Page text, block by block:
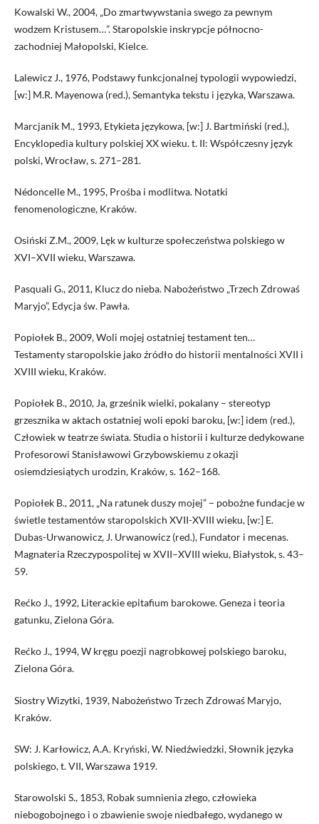
Kowalski W., 2004, „Do zmartwywstania swego za pewnym
wodzem Kristusem…”. Staropolskie inskrypcje północno-
zachodniej Małopolski, Kielce.
Lalewicz J., 1976, Podstawy funkcjonalnej typologii wypowiedzi,
[w:] M.R. Mayenowa (red.), Semantyka tekstu i języka, Warszawa.
Marcjanik M., 1993, Etykieta językowa, [w:] J. Bartmiński (red.),
Encyklopedia kultury polskiej XX wieku. t. II: Współczesny język
polski, Wrocław, s. 271–281.
Nédoncelle M., 1995, Prośba i modlitwa. Notatki
fenomenologiczne, Kraków.
Osiński Z.M., 2009, Lęk w kulturze społeczeństwa polskiego w
XVI–XVII wieku, Warszawa.
Pasquali G., 2011, Klucz do nieba. Nabożeństwo „Trzech Zdrowaś
Maryjo”, Edycja św. Pawła.
Popiołek B., 2009, Woli mojej ostatniej testament ten…
Testamenty staropolskie jako źródło do historii mentalności XVII i
XVIII wieku, Kraków.
Popiołek B., 2010, Ja, grześnik wielki, pokalany – stereotyp
grzesznika w aktach ostatniej woli epoki baroku, [w:] idem (red.),
Człowiek w teatrze świata. Studia o historii i kulturze dedykowane
Profesorowi Stanisławowi Grzybowskiemu z okazji
osiemdziesiątych urodzin, Kraków, s. 162–168.
Popiołek B., 2011, „Na ratunek duszy mojej” – pobożne fundacje w
świetle testamentów staropolskich XVII-XVIII wieku, [w:] E.
Dubas-Urwanowicz, J. Urwanowicz (red.), Fundator i mecenas.
Magnateria Rzeczypospolitej w XVII–XVIII wieku, Białystok, s. 43–
59.
Rećko J., 1992, Literackie epitafium barokowe. Geneza i teoria
gatunku, Zielona Góra.
Rećko J., 1994, W kręgu poezji nagrobkowej polskiego baroku,
Zielona Góra.
Siostry Wizytki, 1939, Nabożeństwo Trzech Zdrowaś Maryjo,
Kraków.
SW: J. Karłowicz, A.A. Kryński, W. Niedźwiedzki, Słownik języka
polskiego, t. VII, Warszawa 1919.
Starowolski S., 1853, Robak sumnienia złego, człowieka
niebogobojnego i o zbawienie swoje niedbałego, wydanego w